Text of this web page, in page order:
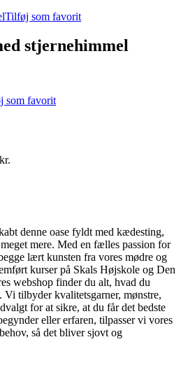
Tilføj som favorit
stjernehimmel
som favorit
kr.
denne oase fyldt med kædesting,
mere. Med en fælles passion for
lært kunsten fra vores mødre og
kurser på Skals Højskole og Den
webshop finder du alt, hvad du
tilbyder kvalitetsgarner, mønstre,
for at sikre, at du får det bedste
eller erfaren, tilpasser vi vores
så det bliver sjovt og